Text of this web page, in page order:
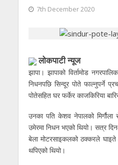
7th December 2020
लोकपाटी न्यूज
झापा। झापाको विर्तामोड
निधनपछि सिन्दूर पोते फाल्नुपर्ने
पोतेसहित घर फर्केर काजकिरिया
उनका पति केशव नेपालको मिर्गौला
उमेरमा निधन भएको थियो। सत्र
बेला मोटरसाइकलको ठक्करले घाइते
थपिएको थियो।